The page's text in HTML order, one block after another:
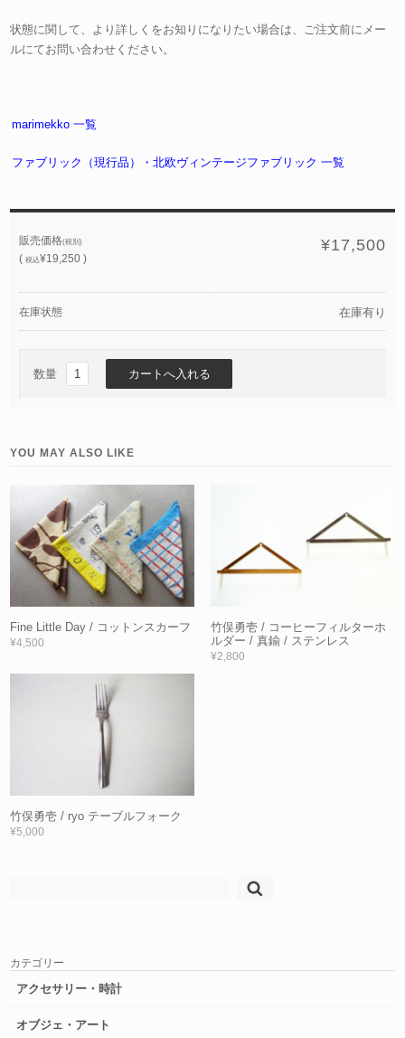
状態に関して、より詳しくをお知りになりたい場合は、ご注文前にメー
ルにてお問い合わせください。
marimekko 一覧
ファブリック（現行品）・北欧ヴィンテージファブリック 一覧
販売価格(税別)
(税込¥19,250 )
¥17,500
在庫状態 在庫有り
数量
YOU MAY ALSO LIKE
Fine Little Day / コットンスカーフ
¥4,500
竹俣勇壱 / コーヒーフィルターホ
ルダー / 真鍮 / ステンレス
¥2,800
竹俣勇壱 / ryo テーブルフォーク
¥5,000
カテゴリー
アクセサリー・時計
オブジェ・アート